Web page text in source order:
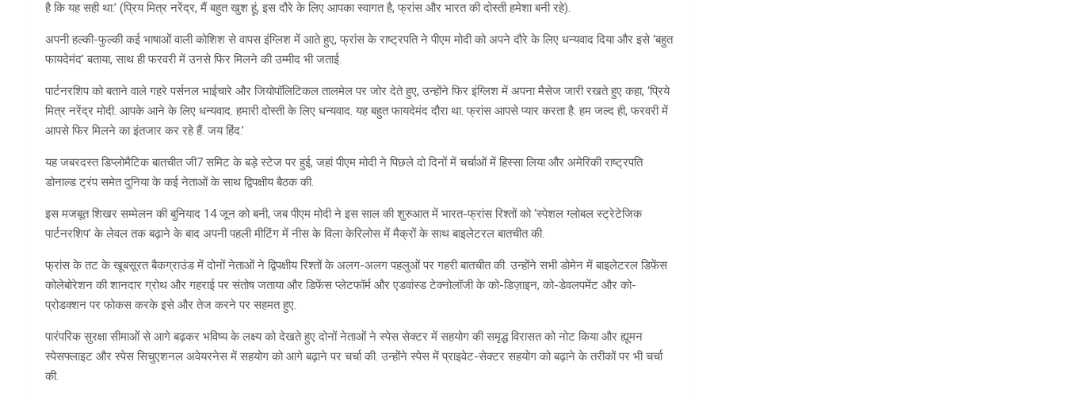
है कि यह सही था.’ (प्रिय मित्र नरेंद्र, मैं बहुत खुश हूं, इस दौरे के लिए आपका स्वागत है, फ्रांस और भारत की दोस्ती हमेशा बनी रहे).
अपनी हल्की-फुल्की कई भाषाओं वाली कोशिश से वापस इंग्लिश में आते हुए, फ्रांस के राष्ट्रपति ने पीएम मोदी को अपने दौरे के लिए धन्यवाद दिया और इसे ‘बहुत
फायदेमंद’ बताया, साथ ही फरवरी में उनसे फिर मिलने की उम्मीद भी जताई.
पार्टनरशिप को बताने वाले गहरे पर्सनल भाईचारे और जियोपॉलिटिकल तालमेल पर जोर देते हुए, उन्होंने फिर इंग्लिश में अपना मैसेज जारी रखते हुए कहा, ‘प्रिये
मित्र नरेंद्र मोदी. आपके आने के लिए धन्यवाद. हमारी दोस्ती के लिए धन्यवाद. यह बहुत फायदेमंद दौरा था. फ्रांस आपसे प्यार करता है. हम जल्द ही, फरवरी में
आपसे फिर मिलने का इंतजार कर रहे हैं. जय हिंद.’
यह जबरदस्त डिप्लोमैटिक बातचीत जी7 समिट के बड़े स्टेज पर हुई, जहां पीएम मोदी ने पिछले दो दिनों में चर्चाओं में हिस्सा लिया और अमेरिकी राष्ट्रपति
डोनाल्ड ट्रंप समेत दुनिया के कई नेताओं के साथ द्विपक्षीय बैठक की.
इस मजबूत शिखर सम्मेलन की बुनियाद 14 जून को बनी, जब पीएम मोदी ने इस साल की शुरुआत में भारत-फ्रांस रिश्तों को ‘स्पेशल ग्लोबल स्ट्रेटेजिक
पार्टनरशिप’ के लेवल तक बढ़ाने के बाद अपनी पहली मीटिंग में नीस के विला केरिलोस में मैक्रों के साथ बाइलेटरल बातचीत की.
फ्रांस के तट के खूबसूरत बैकग्राउंड में दोनों नेताओं ने द्विपक्षीय रिश्तों के अलग-अलग पहलुओं पर गहरी बातचीत की. उन्होंने सभी डोमेन में बाइलेटरल डिफेंस
कोलेबोरेशन की शानदार ग्रोथ और गहराई पर संतोष जताया और डिफेंस प्लेटफॉर्म और एडवांस्ड टेक्नोलॉजी के को-डिज़ाइन, को-डेवलपमेंट और को-
प्रोडक्शन पर फोकस करके इसे और तेज करने पर सहमत हुए.
पारंपरिक सुरक्षा सीमाओं से आगे बढ़कर भविष्य के लक्ष्य को देखते हुए दोनों नेताओं ने स्पेस सेक्टर में सहयोग की समृद्ध विरासत को नोट किया और ह्यूमन
स्पेसफ्लाइट और स्पेस सिचुएशनल अवेयरनेस में सहयोग को आगे बढ़ाने पर चर्चा की. उन्होंने स्पेस में प्राइवेट-सेक्टर सहयोग को बढ़ाने के तरीकों पर भी चर्चा
की.